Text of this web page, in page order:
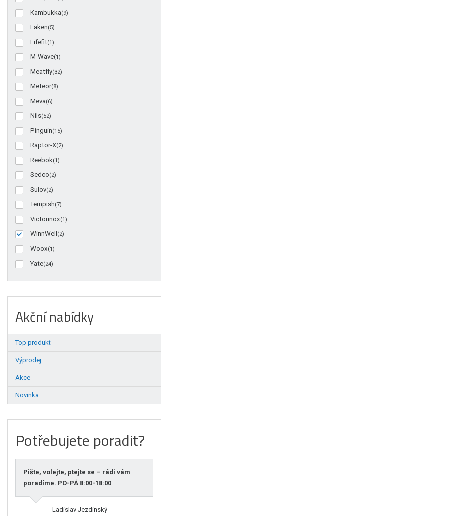
Kambukka(9)
Laken(5)
Lifefit(1)
M-Wave(1)
Meatfly(32)
Meteor(8)
Meva(6)
Nils(52)
Pinguin(15)
Raptor-X(2)
Reebok(1)
Sedco(2)
Sulov(2)
Tempish(7)
Victorinox(1)
WinnWell (2)
Woox(1)
Yate(24)
Akční nabídky
Top produkt
Výprodej
Akce
Novinka
Potřebujete poradit?
Pište, volejte, ptejte se – rádi vám
poradíme. PO-PÁ 8:00-18:00
Ladislav Jezdinský